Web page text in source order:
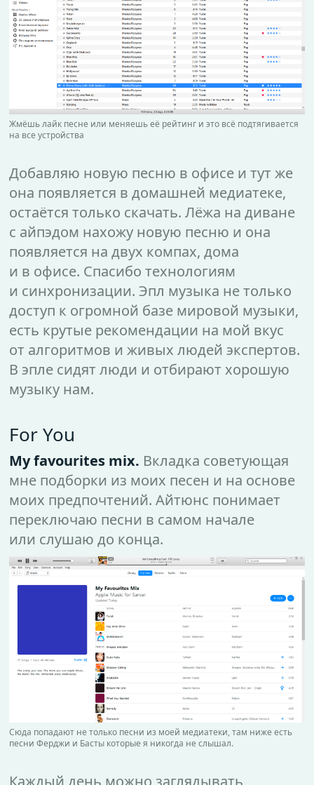
Жмёшь лайк песне или меняешь её рейтинг и это всё подтягивается
на все устройства
Добавляю новую песню в офисе и тут же
она появляется в домашней медиатеке,
остаётся только скачать. Лёжа на диване
с айпэдом нахожу новую песню и она
появляется на двух компах, дома
и в офисе. Спасибо технологиям
и синхронизации. Эпл музыка не только
доступ к огромной базе мировой музыки,
есть крутые рекомендации на мой вкус
от алгоритмов и живых людей экспертов.
В эпле сидят люди и отбирают хорошую
музыку нам.
For You
My favourites mix. Вкладка советующая
мне подборки из моих песен и на основе
моих предпочтений. Айтюнс понимает
переключаю песни в самом начале
или слушаю до конца.
Сюда попадают не только песни из моей медиатеки, там ниже есть
песни Ферджи и Басты которые я никогда не слышал.
Каждый день можно заглядывать